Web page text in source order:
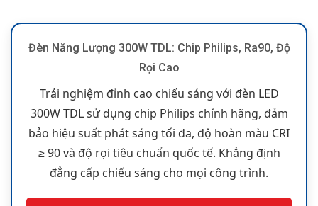
Đèn Năng Lượng 300W TDL: Chip Philips, Ra90, Độ
Rọi Cao
Trải nghiệm đỉnh cao chiếu sáng với đèn LED
300W TDL sử dụng chip Philips chính hãng, đảm
bảo hiệu suất phát sáng tối đa, độ hoàn màu CRI
≥ 90 và độ rọi tiêu chuẩn quốc tế. Khẳng định
đẳng cấp chiếu sáng cho mọi công trình.